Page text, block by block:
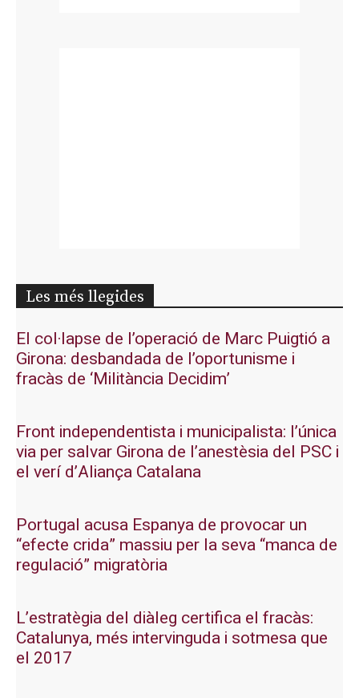
Les més llegides
El col·lapse de l’operació de Marc Puigtió a
Girona: desbandada de l’oportunisme i
fracàs de ‘Militància Decidim’
Front independentista i municipalista: l’única
via per salvar Girona de l’anestèsia del PSC i
el verí d’Aliança Catalana
Portugal acusa Espanya de provocar un
“efecte crida” massiu per la seva “manca de
regulació” migratòria
L’estratègia del diàleg certifica el fracàs:
Catalunya, més intervinguda i sotmesa que
el 2017